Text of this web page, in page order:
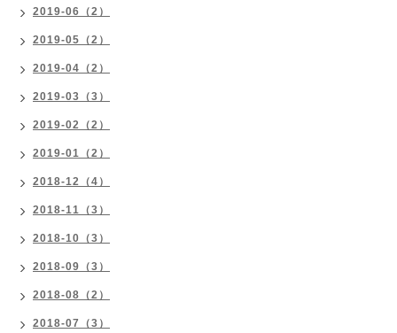
2019-06（2）
2019-05（2）
2019-04（2）
2019-03（3）
2019-02（2）
2019-01（2）
2018-12（4）
2018-11（3）
2018-10（3）
2018-09（3）
2018-08（2）
2018-07（3）